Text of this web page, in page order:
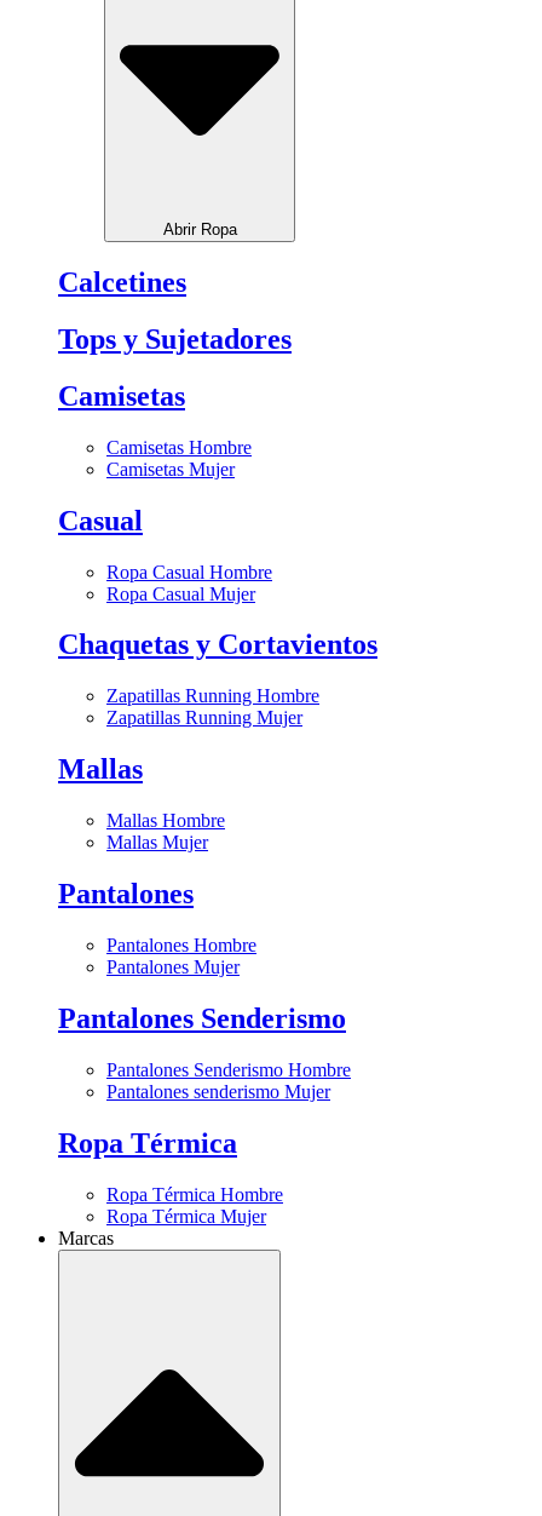
Abrir Ropa
Calcetines
Tops y Sujetadores
Camisetas
Camisetas Hombre
Camisetas Mujer
Casual
Ropa Casual Hombre
Ropa Casual Mujer
Chaquetas y Cortavientos
Zapatillas Running Hombre
Zapatillas Running Mujer
Mallas
Mallas Hombre
Mallas Mujer
Pantalones
Pantalones Hombre
Pantalones Mujer
Pantalones Senderismo
Pantalones Senderismo Hombre
Pantalones senderismo Mujer
Ropa Térmica
Ropa Térmica Hombre
Ropa Térmica Mujer
Marcas